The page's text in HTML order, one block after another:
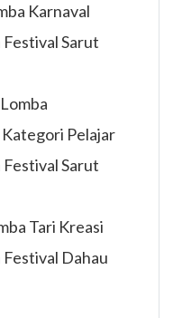
Karnaval
Sarut
Pelajar
Sarut
Tari Kreasi
Dahau